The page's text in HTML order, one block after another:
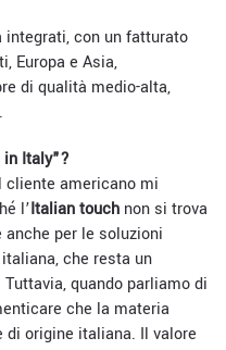
con un fatturato
Europa e Asia,
di qualità medio-alta,
in Italy"?
cliente americano mi
l’Italian touch non si trova
anche per le soluzioni
che resta un
quando parliamo di
che la materia
origine italiana. Il valore